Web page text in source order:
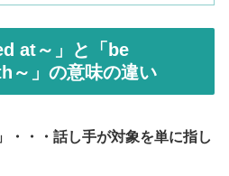
at～」と「be
」の意味の違い
・・・話し手が対象を単に指し